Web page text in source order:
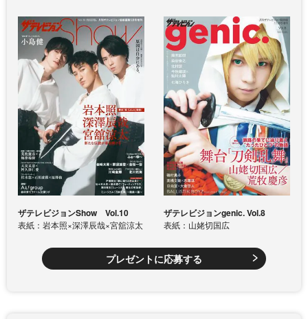
ザテレビジョンShow Vol.10
表紙：岩本照×深澤辰哉×宮舘涼太
ザテレビジョンgenic. Vol.8
表紙：山姥切国広
プレゼントに応募する